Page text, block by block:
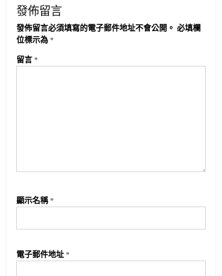
發佈留言
發佈留言必須填寫的電子郵件地址不會公開。 必填欄
位標示為 *
留言 *
顯示名稱 *
電子郵件地址 *